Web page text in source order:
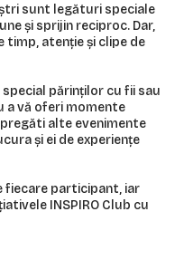
sunt legături speciale
și sprijin reciproc. Dar,
timp, atenție și clipe de
părinților cu fii sau
a vă oferi momente
alte evenimente
și ei de experiențe
fiecare participant, iar
INSPIRO Club cu